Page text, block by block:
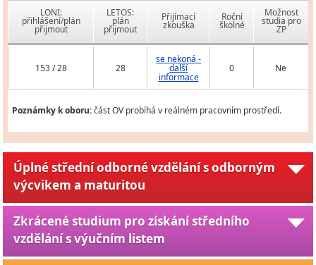
LONI:
přihlášení/plán
přijmout
LETOS:
plán
přijmout
Přijímací
zkouška
Roční
školné
Možnost
studia pro
ZP
153 / 28 28
se nekoná -
další
informace
0 Ne
Poznámky k oboru:část OV probíhá v reálném pracovním prostředí.
Úplné střední odborné vzdělání s odborným
výcvikem a maturitou
Zkrácené studium pro získání středního
vzdělání s výučním listem